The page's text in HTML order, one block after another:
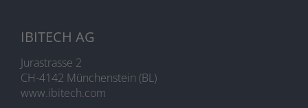
IBITECH AG
Jurastrasse 2
CH-4142 Münchenstein (BL)
www.ibitech.com